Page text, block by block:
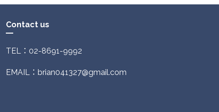
Contact us
TEL：02-8691-9992
EMAIL：brian041327@gmail.com